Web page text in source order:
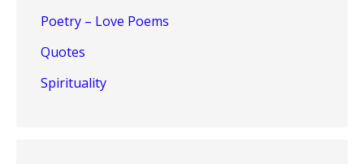
Poetry – Love Poems
Quotes
Spirituality